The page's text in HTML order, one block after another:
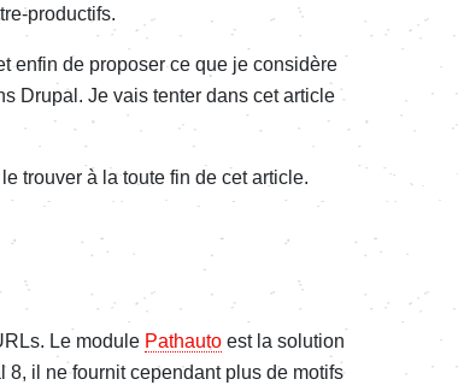
produc­­tifs.
enfin de propo­­ser ce que je consi­­dère
Drupal. Je vais tenter dans cet article
trou­­ver à la toute fin de cet article.
Le module Pathauto est la solu­­tion
il ne four­­nit cepen­­dant plus de motifs